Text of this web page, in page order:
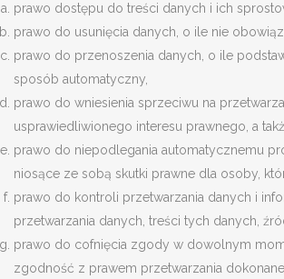
prawo dostępu do treści danych i ich
prawo do usunięcia danych, o ile nie
prawo do przenoszenia danych, o ile
sposób automatyczny,
prawo do wniesienia sprzeciwu na
usprawiedliwionego interesu prawnego, a
prawo do niepodlegania automatycznemu
niosące ze sobą skutki prawne dla osoby,
prawo do kontroli przetwarzania danych i
przetwarzania danych, treści tych danych,
prawo do cofnięcia zgody w dowolnym
zgodność z prawem przetwarzania